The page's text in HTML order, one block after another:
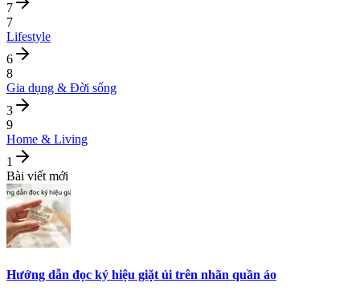
7
7
Lifestyle
6
8
Gia dụng & Đời sống
3
9
Home & Living
1
Bài viết mới
Hướng dẫn đọc ký hiệu giặt ủi trên nhãn quần áo